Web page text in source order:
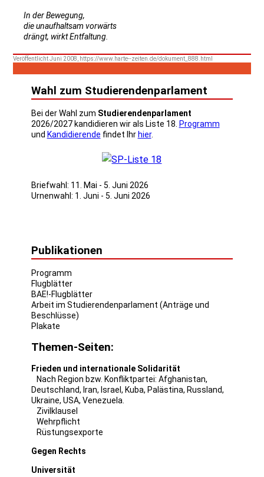
In der Bewegung,
die unaufhaltsam vorwärts
drängt, wirkt Entfaltung.
Veröffentlicht Juni 2008, https://www.harte--zeiten.de/dokument_888.html
Wahl zum Studierendenparlament
Bei der Wahl zum Studierendenparlament
2026/2027 kandidieren wir als Liste 18. Programm
und Kandidierende findet Ihr hier.
Briefwahl: 11. Mai - 5. Juni 2026
Urnenwahl: 1. Juni - 5. Juni 2026
Publikationen
Programm
Flugblätter
BAE!-Flugblätter
Arbeit im Studierendenparlament (Anträge und
Beschlüsse)
Plakate
Themen-Seiten:
Frieden und internationale Solidarität
Nach Region bzw. Konfliktpartei: Afghanistan,
Deutschland, Iran, Israel , Kuba, Palästina, Russland,
Ukraine, USA, Venezuela.
Zivilklausel
Wehrpflicht
Rüstungsexporte
Gegen Rechts
Universität